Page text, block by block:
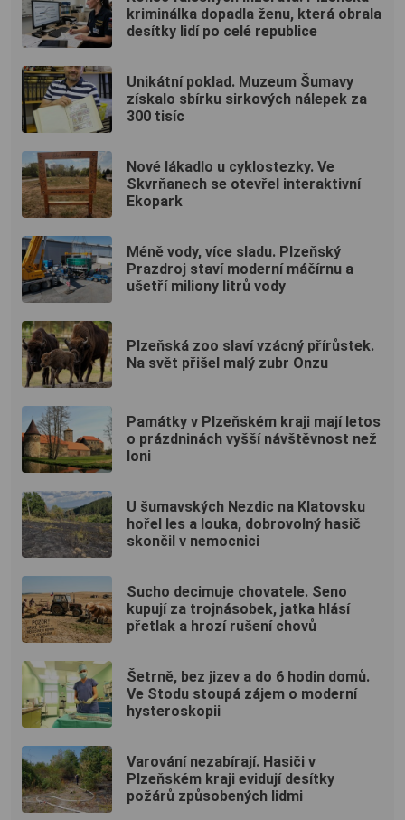
kriminálka dopadla ženu, která obrala
desítky lidí po celé republice
Unikátní poklad. Muzeum Šumavy
získalo sbírku sirkových nálepek za
300 tisíc
Nové lákadlo u cyklostezky. Ve
Skvrňanech se otevřel interaktivní
Ekopark
Méně vody, více sladu. Plzeňský
Prazdroj staví moderní máčírnu a
ušetří miliony litrů vody
Plzeňská zoo slaví vzácný přírůstek.
Na svět přišel malý zubr Onzu
Památky v Plzeňském kraji mají letos
o prázdninách vyšší návštěvnost než
loni
U šumavských Nezdic na Klatovsku
hořel les a louka, dobrovolný hasič
skončil v nemocnici
Sucho decimuje chovatele. Seno
kupují za trojnásobek, jatka hlásí
přetlak a hrozí rušení chovů
Šetrně, bez jizev a do 6 hodin domů.
Ve Stodu stoupá zájem o moderní
hysteroskopii
Varování nezabírají. Hasiči v
Plzeňském kraji evidují desítky
požárů způsobených lidmi